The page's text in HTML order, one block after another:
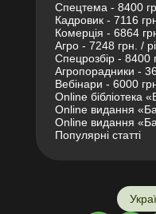
Спецтема - 8400
Кадровик - 7116
Комерція - 6864
Агро - 7248 грн. /
Спецрозбір - 8400
Агропорадники -
Вебінари - 6000
Online бібліотека
Online видання
Online видання
Популярні статті